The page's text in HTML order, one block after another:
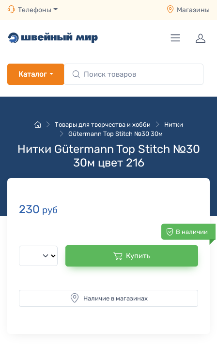
Телефоны Магазины
Каталог
Товары для творчества и хобби
Нитки
Gütermann Top Stitch №30 30м
Нитки Gütermann Top Stitch №30
30м цвет 216
230 руб
В наличии
Купить
Наличие в магазинах